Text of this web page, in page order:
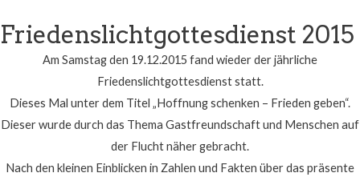
Friedenslichtgottesdienst 2015
Am Samstag den 19.12.2015 fand wieder der jährliche
Friedenslichtgottesdienst statt.
Dieses Mal unter dem Titel „Hoffnung schenken – Frieden geben“.
Dieser wurde durch das Thema Gastfreundschaft und Menschen auf
der Flucht näher gebracht.
Nach den kleinen Einblicken in Zahlen und Fakten über das präsente